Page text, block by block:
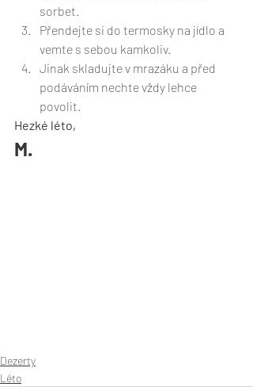
sorbet.
Přendejte si do termosky na jídlo a
vemte s sebou kamkoliv.
Jinak skladujte v mrazáku a před
podáváním nechte vždy lehce
povolit.
Hezké léto,
M.
Dezerty
Léto